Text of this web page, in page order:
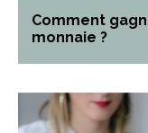
Comment
monnaie ?